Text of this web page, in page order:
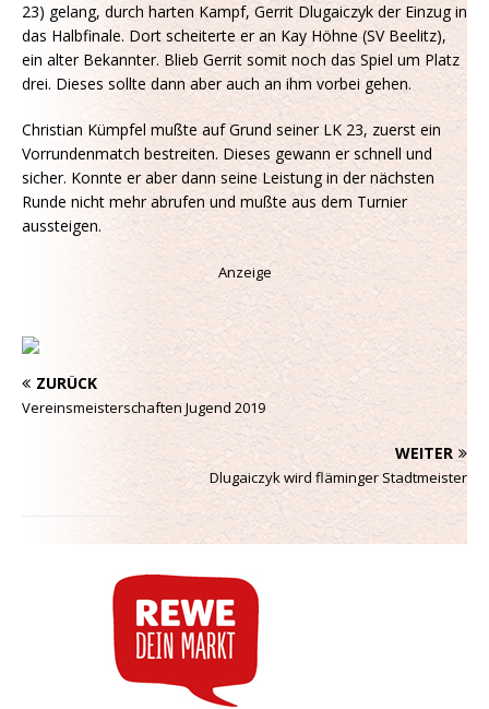
23) gelang, durch harten Kampf, Gerrit Dlugaiczyk der Einzug in
das Halbfinale. Dort scheiterte er an Kay Höhne (SV Beelitz),
ein alter Bekannter. Blieb Gerrit somit noch das Spiel um Platz
drei. Dieses sollte dann aber auch an ihm vorbei gehen.
Christian Kümpfel mußte auf Grund seiner LK 23, zuerst ein
Vorrundenmatch bestreiten. Dieses gewann er schnell und
sicher. Konnte er aber dann seine Leistung in der nächsten
Runde nicht mehr abrufen und mußte aus dem Turnier
aussteigen.
Anzeige
ZURÜCK
Vereinsmeisterschaften Jugend 2019
WEITER
Dlugaiczyk wird fläminger Stadtmeister